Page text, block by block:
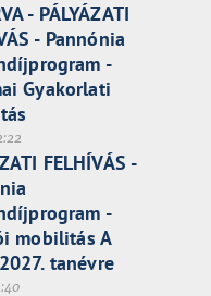
- PÁLYÁZATI
- Pannónia
-
Gyakorlati
FELHÍVÁS -
-
mobilitás A
tanévre